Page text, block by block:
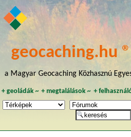
geocaching.hu ®
a Magyar Geocaching Közhasznú
+ geoládák~ +megtalálások ~ +